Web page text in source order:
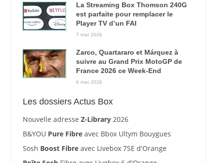
La Streaming Box Thomson 240G
est parfaite pour remplacer le
Player TV d’un FAI
7 mai 2026
Zarco, Quartararo et Márquez à
suivre au Grand Prix MotoGP de
France 2026 ce Week-End
6 mai 2026
Les dossiers Actus Box
Nouvelle adresse Z-Library2026
B&YOU Pure Fibreavec Bbox Ultym Bouygues
Sosh Boost Fibreavec Livebox 7SE d'Orange